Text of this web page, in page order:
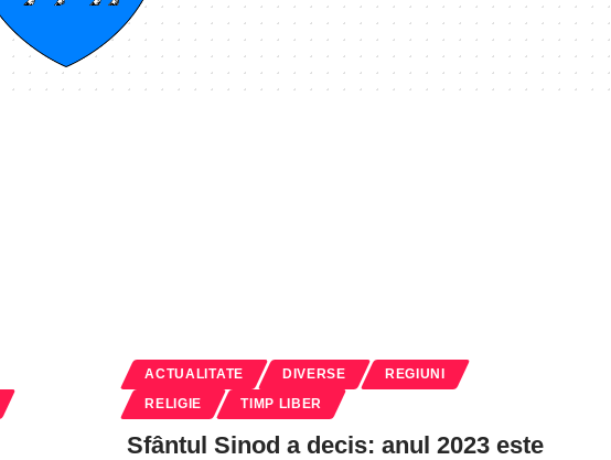
ACTUALITATE DIVERSE REGIUNI
RELIGIE TIMP LIBER
Sfântul Sinod a decis: anul 2023 este